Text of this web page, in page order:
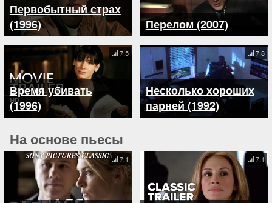
Первобытный страх
(1996)
Перелом (2007)
Время убивать
(1996)
7.5
Несколько хороших
парней (1992)
7.8
На основе пьесы
7.1 7.1